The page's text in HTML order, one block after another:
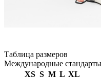
Таблица размеров
Международные стандарты
XS S M L XL